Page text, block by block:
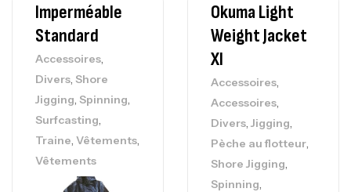
Imperméable
Standard
Accessoires,
Divers, Shore
Jigging, Spinning,
Surfcasting,
Traine, Vêtements,
Vêtements
Okuma Light
Weight Jacket
Xl
Accessoires,
Accessoires,
Divers, Jigging,
Pèche au flotteur,
Shore Jigging,
Spinning,